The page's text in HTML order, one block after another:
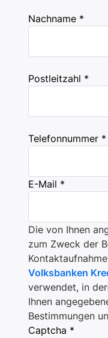
Nachname *
Postleitzahl *
Telefonnummer *
E-Mail *
Die von Ihnen
zum Zweck der
Volksbanken
verwendet, in
Ihnen
Bestimmungen
Captcha *